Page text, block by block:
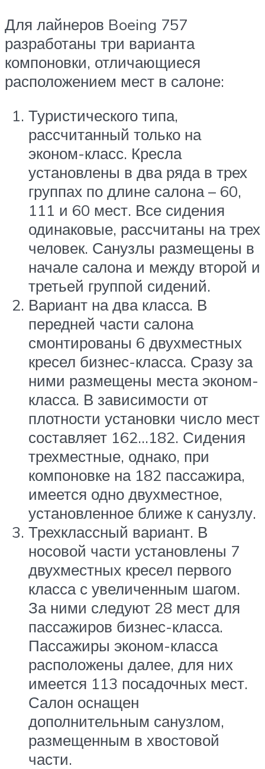
Для лайнеров Boeing 757
разработаны три варианта
компоновки, отличающиеся
расположением мест в салоне:
Туристического типа,
рассчитанный только на
эконом-класс. Кресла
установлены в два ряда в трех
группах по длине салона – 60,
111 и 60 мест. Все сидения
одинаковые, рассчитаны на трех
человек. Санузлы размещены в
начале салона и между второй и
третьей группой сидений.
Вариант на два класса. В
передней части салона
смонтированы 6 двухместных
кресел бизнес-класса. Сразу за
ними размещены места эконом-
класса. В зависимости от
плотности установки число мест
составляет 162…182. Сидения
трехместные, однако, при
компоновке на 182 пассажира,
имеется одно двухместное,
установленное ближе к санузлу.
Трехклассный вариант. В
носовой части установлены 7
двухместных кресел первого
класса с увеличенным шагом.
За ними следуют 28 мест для
пассажиров бизнес-класса.
Пассажиры эконом-класса
расположены далее, для них
имеется 113 посадочных мест.
Салон оснащен
дополнительным санузлом,
размещенным в хвостовой
части.